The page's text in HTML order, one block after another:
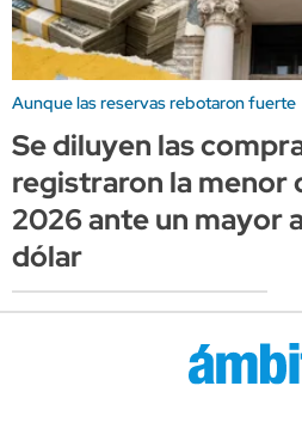
Aunque las reservas rebotaron fuerte
Se diluyen las
registraron la menor
2026 ante un mayor
dólar